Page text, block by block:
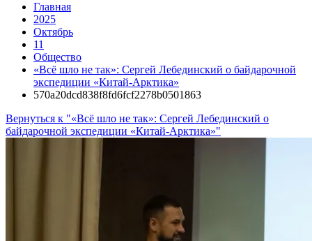
Главная
2025
Октябрь
11
Общество
«Всё шло не так»: Сергей Лебединский о байдарочной
экспедиции «Китай-Арктика»
570a20dcd838f8fd6fcf2278b0501863
Вернуться к "«Всё шло не так»: Сергей Лебединский о
байдарочной экспедиции «Китай-Арктика»"